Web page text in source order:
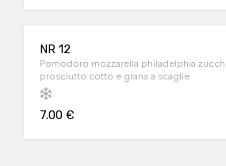
NR 12
Pomodoro mozzarella philadelphia
prosciutto cotto e grana a scaglie
7.00 €